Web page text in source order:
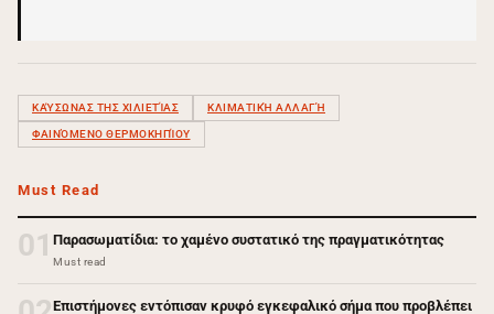
ΚΑΎΣΩΝΑΣ ΤΗΣ ΧΙΛΙΕΤΊΑΣ ΚΛΙΜΑΤΙΚΉ ΑΛΛΑΓΉ
ΦΑΙΝΌΜΕΝΟ ΘΕΡΜΟΚΗΠΊΟΥ
Must Read
01 Παρασωματίδια: το χαμένο συστατικό της πραγματικότητας
Must read
Επιστήμονες εντόπισαν κρυφό εγκεφαλικό σήμα που προβλέπει